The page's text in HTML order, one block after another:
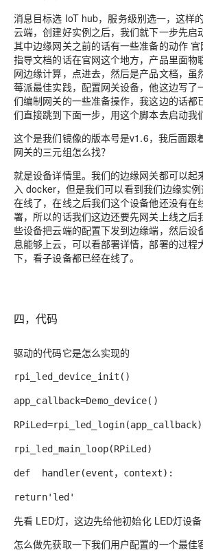
消息目标选 IoT hub，服务级别选一，这样
云端，创建好实例之后，我们就下一步先启
其中边缘网关之前的话有一些准备的动作
指导文档的话在官网这个地方，产品里面物
网边缘计算， 点进去，然后是产品文档，虽
莓派最佳实践，配置网关设备，他这边写了
们编制网关的一些准备操作，我这边的话都
们直接跳到下面一步， 用这个脚本去启动我
这个是我们镜像的版本号是v1.6，我后面跟
网关的三元组怎么找？
就是设备详情里。我们的边缘网关都可以起
入 docker， 但是我们可以看到我们边缘实例
在线了，在线之后我们这个设备他还没有在
署，所以的话我们这边还要先网关上线之后
些设备把云端的配置下发到边缘端，然后设
息能够上云，可以看部署详情，部署的过程
下，看子设备都已经在线了。
四，代码
驱动的代码它是怎么实现的
rpi_led_device_init()
app_callback=Demo_device()
RPiLed=rpi_led_login(app_callback)
rpi_led_main_loop(RPiLed)
def handler(event， context):
return'led'
先看 LED灯，这边先给他初始化 LED灯设备
怎么做先获取一下我们用户配置的一个最佳